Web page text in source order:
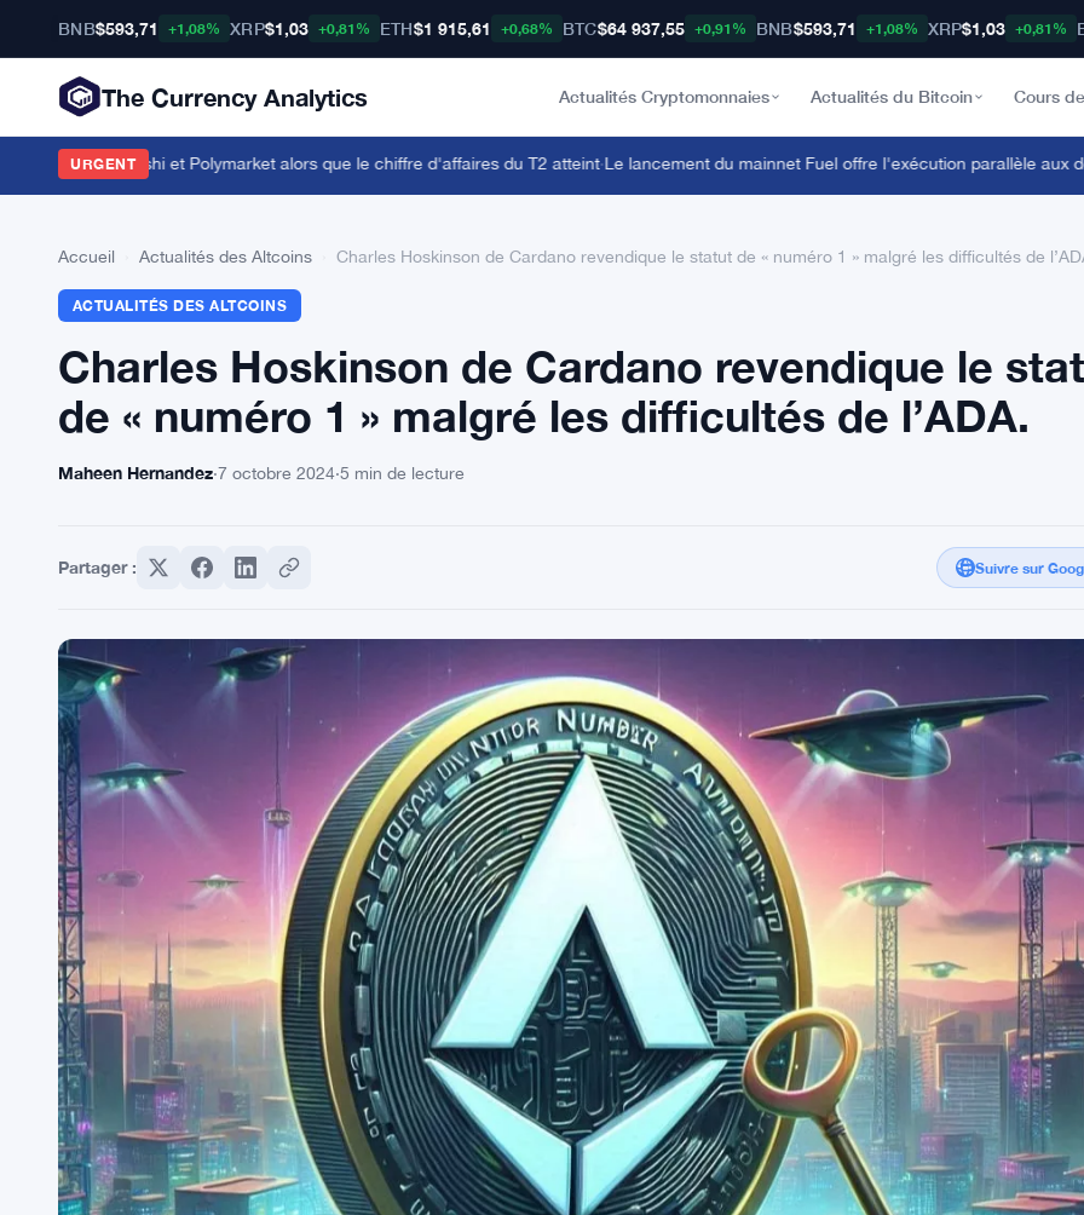
BNB$593,71 +1,08% XRP$1,03 +0,81% ETH$1 915,61 +0,68% BTC$64 937,55 +0,91% BNB$593,71 +1,08% XRP$1,03 +0,81%
The Currency Analytics Actualités Cryptomonnaies Actualités du Bitcoin Cours
URGENT
avec Kalshi et Polymarket alors que le chiffre d'affaires du T2 atteint·Le lancement du mainnet Fuel offre l'exécution parallèle aux
Accueil Actualités des Altcoins Charles Hoskinson de Cardano revendique le statut de « numéro 1 » malgré les difficultés de
ACTUALITÉS DES ALTCOINS
Charles Hoskinson de Cardano revendique le
de « numéro 1 » malgré les difficultés de l’ADA.
Maheen Hernandez·7 octobre 2024·5 min de lecture
Partager : Suivre sur